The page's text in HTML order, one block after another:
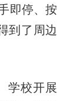
即停、按
到了周边
学校开展